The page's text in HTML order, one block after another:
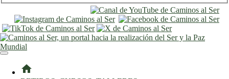
home